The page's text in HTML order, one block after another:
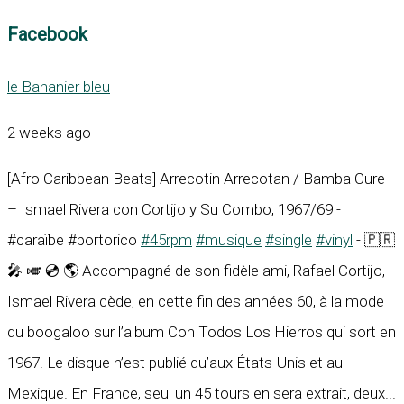
Facebook
le Bananier bleu
2 weeks ago
[Afro Caribbean Beats] Arrecotin Arrecotan / Bamba Cure
– Ismael Rivera con Cortijo y Su Combo, 1967/69 -
#caraïbe #portorico #45rpm #musique #single #vinyl - 🇵🇷
🎤 🎺 💿 🌎 Accompagné de son fidèle ami, Rafael Cortijo,
Ismael Rivera cède, en cette fin des années 60, à la mode
du boogaloo sur l’album Con Todos Los Hierros qui sort en
1967. Le disque n’est publié qu’aux États-Unis et au
Mexique. En France, seul un 45 tours en sera extrait, deux...